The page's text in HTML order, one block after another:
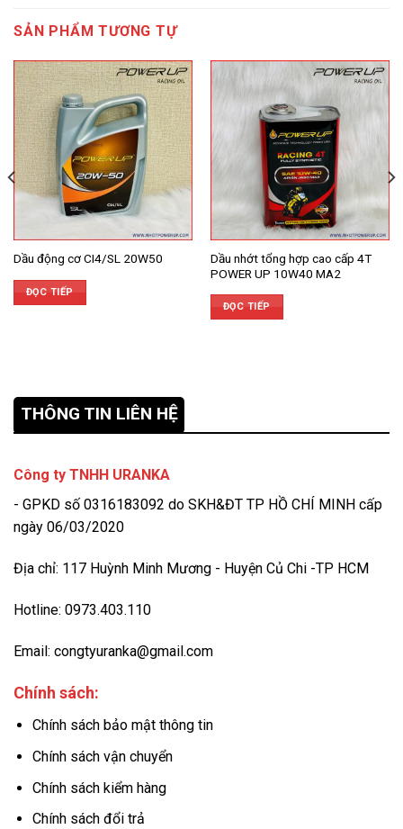
SẢN PHẨM TƯƠNG TỰ
Dầu động cơ CI4/SL 20W50
ĐỌC TIẾP
Dầu nhớt tổng hợp cao cấp 4T
POWER UP 10W40 MA2
ĐỌC TIẾP
THÔNG TIN LIÊN HỆ
Công ty TNHH URANKA
- GPKD số 0316183092 do SKH&ĐT TP HỒ CHÍ MINH cấp
ngày 06/03/2020
Địa chỉ: 117 Huỳnh Minh Mương - Huyện Củ Chi -TP HCM
Hotline: 0973.403.110
Email: congtyuranka@gmail.com
Chính sách:
Chính sách bảo mật thông tin
Chính sách vận chuyển
Chính sách kiểm hàng
Chính sách đổi trả